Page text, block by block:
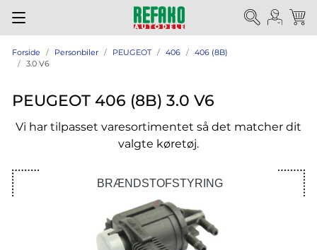
Forside Personbiler PEUGEOT 406
406 (8B)
3.0 V6
PEUGEOT 406 (8B) 3.0 V6
Vi har tilpasset varesortimentet så det matcher dit
valgte køretøj.
BRÆNDSTOFSTYRING